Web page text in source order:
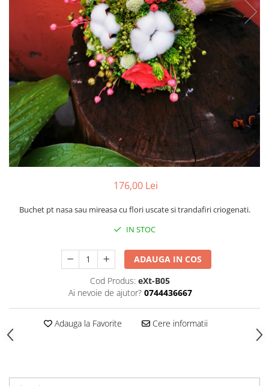
Pachete marturii
Pungi si cutii prajituri
Sticle si borcane
Cutii flori de hartie
Cutii flori de sapun
Cutii flori mixte
Cutii LUX
Aranjamente tematice
2025 Craciun
1 Martie
2020 Craciun si Anul Nou
2021 Crăciun
2022 Crăciun
Buchete extravagante
HOME & OFFICE Deco
176,00 Lei
Buchet pt nasa sau mireasa cu flori uscate si trandafiri criogenati.
IN STOC
ADAUGA IN COS
Cod Produs: eXt-B05
Ai nevoie de ajutor? 0744436667
Adauga la Favorite Cere informatii